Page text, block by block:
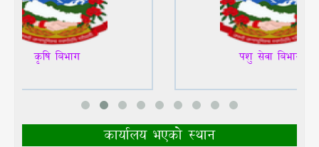
कृषि बिभाग पशु सेवा बिभाग
कार्यालय भएकाे स्थान